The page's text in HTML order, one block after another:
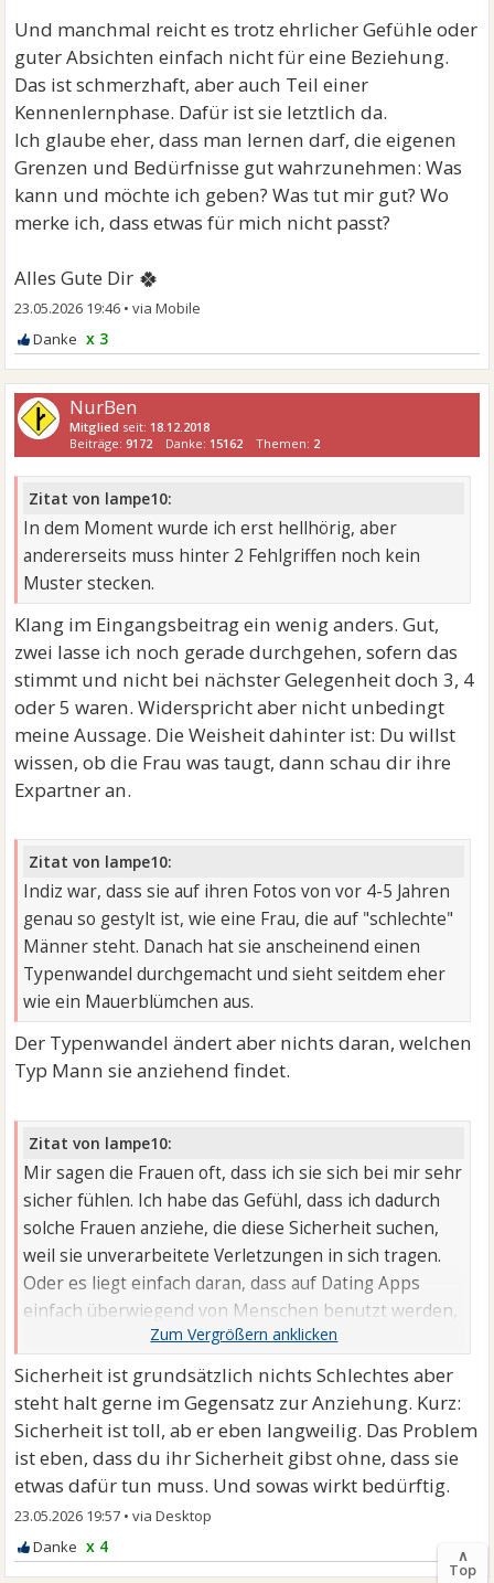
Und manchmal reicht es trotz ehrlicher Gefühle oder
guter Absichten einfach nicht für eine Beziehung.
Das ist schmerzhaft, aber auch Teil einer
Kennenlernphase. Dafür ist sie letztlich da.
Ich glaube eher, dass man lernen darf, die eigenen
Grenzen und Bedürfnisse gut wahrzunehmen: Was
kann und möchte ich geben? Was tut mir gut? Wo
merke ich, dass etwas für mich nicht passt?
Alles Gute Dir 🍀
23.05.2026 19:46 •
x 3
NurBen
Mitglied seit: 18.12.2018
Beiträge:9172 Danke: 15162 Themen: 2
Zitat von lampe10:
In dem Moment wurde ich erst hellhörig, aber
andererseits muss hinter 2 Fehlgriffen noch kein
Muster stecken.
Klang im Eingangsbeitrag ein wenig anders. Gut,
zwei lasse ich noch gerade durchgehen, sofern das
stimmt und nicht bei nächster Gelegenheit doch 3, 4
oder 5 waren. Widerspricht aber nicht unbedingt
meine Aussage. Die Weisheit dahinter ist: Du willst
wissen, ob die Frau was taugt, dann schau dir ihre
Expartner an.
Zitat von lampe10:
Indiz war, dass sie auf ihren Fotos von vor 4-5 Jahren
genau so gestylt ist, wie eine Frau, die auf "schlechte"
Männer steht. Danach hat sie anscheinend einen
Typenwandel durchgemacht und sieht seitdem eher
wie ein Mauerblümchen aus.
Der Typenwandel ändert aber nichts daran, welchen
Typ Mann sie anziehend findet.
Zitat von lampe10:
Mir sagen die Frauen oft, dass ich sie sich bei mir sehr
sicher fühlen. Ich habe das Gefühl, dass ich dadurch
solche Frauen anziehe, die diese Sicherheit suchen,
weil sie unverarbeitete Verletzungen in sich tragen.
Oder es liegt einfach daran, dass auf Dating Apps
einfach überwiegend von Menschen benutzt werden,
die "Heilung" suchen.
Sicherheit ist grundsätzlich nichts Schlechtes aber
steht halt gerne im Gegensatz zur Anziehung. Kurz:
Sicherheit ist toll, ab er eben langweilig. Das Problem
ist eben, dass du ihr Sicherheit gibst ohne, dass sie
etwas dafür tun muss. Und sowas wirkt bedürftig.
23.05.2026 19:57 •
x 4 ∧
Top